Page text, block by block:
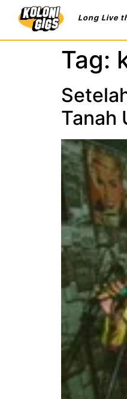
Long Live
Tag:
Tanah